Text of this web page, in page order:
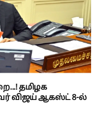
தமிழக
விஜய் ஆகஸ்ட் 8-ல்